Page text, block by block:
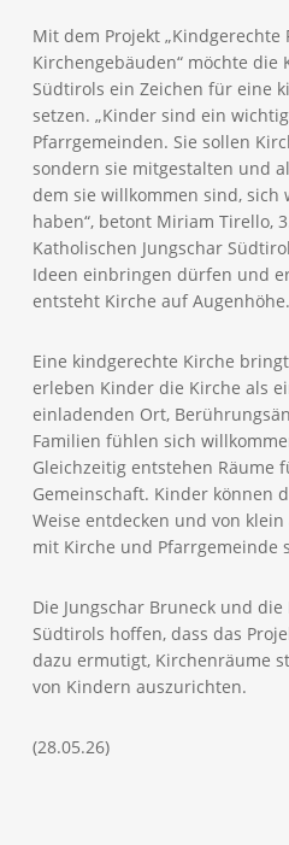
Mit dem Projekt „Kindgerechte
Kirchengebäuden“ möchte die
Südtirols ein Zeichen für eine
setzen. „Kinder sind ein
Pfarrgemeinden. Sie sollen
sondern sie mitgestalten und
dem sie willkommen sind, sich
haben“, betont Miriam Tirello,
Katholischen Jungschar
Ideen einbringen dürfen und
entsteht Kirche auf
Eine kindgerechte Kirche
erleben Kinder die Kirche als
einladenden Ort,
Familien fühlen sich
Gleichzeitig entstehen Räume
Gemeinschaft. Kinder können
Weise entdecken und von
mit Kirche und Pfarrgemeinde
Die Jungschar Bruneck und
Südtirols hoffen, dass das
dazu ermutigt, Kirchenräume
von Kindern auszurichten.
(28.05.26)